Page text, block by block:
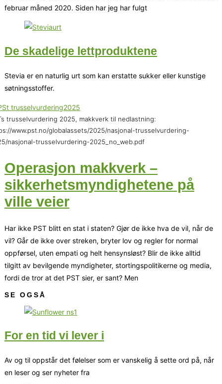
februar måned 2020. Siden har jeg har fulgt
De skadelige lettproduktene
Stevia er en naturlig urt som kan erstatte sukker eller kunstige
søtningsstoffer.
trusselvurdering 2025, makkverk til nedlastning:
www.pst.no/globalassets/2025/nasjonal-trusselvurdering-
nasjonal-trusselvurdering-2025_no_web.pdf
Operasjon makkverk –
sikkerhetsmyndighetene på
ville veier
Har ikke PST blitt en stat i staten? Gjør de ikke hva de vil, når de
vil? Går de ikke over streken, bryter lov og regler for normal
oppførsel, uten empati og helt hensynsløst? Blir de ikke alltid
tilgitt av bevilgende myndigheter, stortingspolitikerne og media,
fordi de tror at det PST sier, er sant? Men
SE OGSÅ
For en tid vi lever i
Av og til oppstår det følelser som er vanskelig å sette ord på, når
en leser og ser nyheter fra